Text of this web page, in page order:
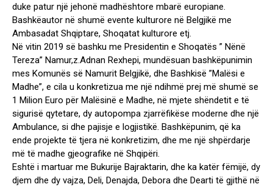
duke patur një jehonë madhështore mbarë europiane.
Bashkëautor në shumë evente kulturore në Belgjikë me
Ambasadat Shqiptare, Shoqatat kulturore etj.
Në vitin 2019 së bashku me Presidentin e Shoqatës ” Nënë
Tereza” Namur,z.Adnan Rexhepi, mundësuan bashkëpunimin
mes Komunës së Namurit Belgjikë, dhe Bashkisë ”Malësi e
Madhe”, e cila u konkretizua me një ndihmë prej më shumë se
1 Milion Euro për Malësinë e Madhe, në mjete shëndetit e të
sigurisë qytetare, dy autopompa zjarrëfikëse moderne dhe një
Ambulance, si dhe pajisje e logjistikë. Bashkëpunim, që ka
ende projekte të tjera në konkretizim, dhe me një shpërdarje
më të madhe gjeografike në Shqipëri.
Eshtë i martuar me Bukurije Bajraktarin, dhe ka katër fëmijë, dy
djem dhe dy vajza, Deli, Denajda, Debora dhe Dearti të gjithë në